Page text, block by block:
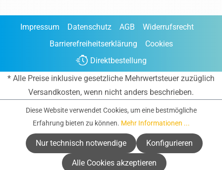
Impressum Datenschutz AGB
Widerrufsrecht
Barrierefreiheitserklärung
Cookies
Direktbestellung
* Alle Preise inklusive gesetzliche Mehrwertsteuer zuzüglich
Versandkosten, wenn nicht anders beschrieben.
Diese Website verwendet Cookies, um eine bestmögliche
Erfahrung bieten zu können. Mehr Informationen ...
Nur technisch notwendige Konfigurieren
Alle Cookies akzeptieren